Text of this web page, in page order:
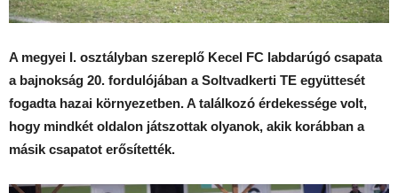
A megyei I. osztályban szereplő Kecel FC labdarúgó csapata
a bajnokság 20. fordulójában a Soltvadkerti TE együttesét
fogadta hazai környezetben. A találkozó érdekessége volt,
hogy mindkét oldalon játszottak olyanok, akik korábban a
másik csapatot erősítették.